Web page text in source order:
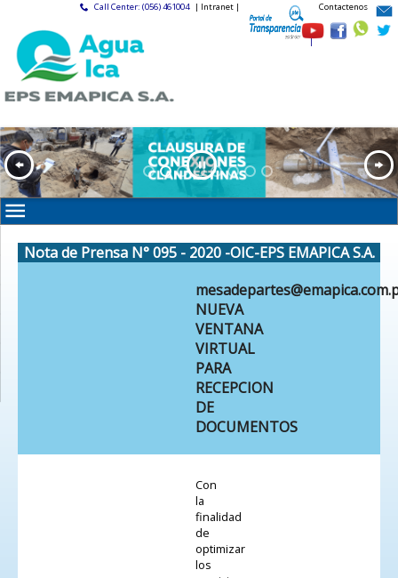
Call Center: (056) 461004 | Intranet |
|
Contactenos
Nota de Prensa N° 095 - 2020 -OIC-EPS EMAPICA S.A.
NUEVA
VENTANA
VIRTUAL
PARA
RECEPCION
DE
DOCUMENTOS
Con
la
finalidad
de
optimizar
los